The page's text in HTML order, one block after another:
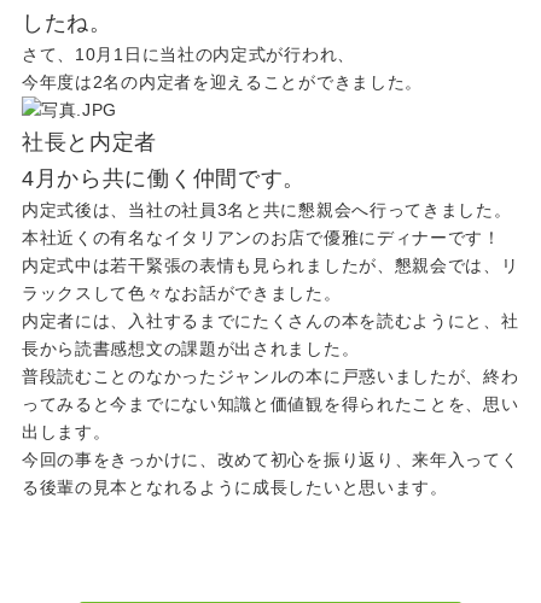
したね。
さて、10月1日に当社の内定式が行われ、
今年度は2名の内定者を迎えることができました。
社長と内定者
4月から共に働く仲間です。
内定式後は、当社の社員3名と共に懇親会へ行ってきました。
本社近くの有名なイタリアンのお店で優雅にディナーです！
内定式中は若干緊張の表情も見られましたが、懇親会では、リ
ラックスして色々なお話ができました。
内定者には、入社するまでにたくさんの本を読むようにと、社
長から読書感想文の課題が出されました。
普段読むことのなかったジャンルの本に戸惑いましたが、終わ
ってみると今までにない知識と価値観を得られたことを、思い
出します。
今回の事をきっかけに、改めて初心を振り返り、来年入ってく
る後輩の見本となれるように成長したいと思います。